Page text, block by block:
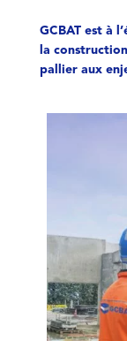
GCBAT est à
la
pallier aux